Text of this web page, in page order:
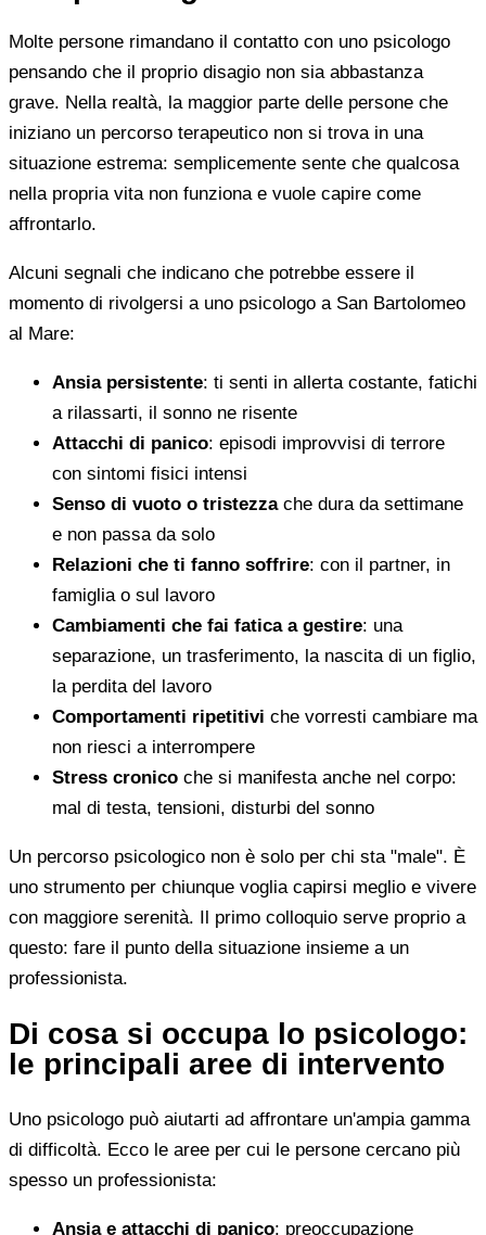
Molte persone rimandano il contatto con uno psicologo
pensando che il proprio disagio non sia abbastanza
grave. Nella realtà, la maggior parte delle persone che
iniziano un percorso terapeutico non si trova in una
situazione estrema: semplicemente sente che qualcosa
nella propria vita non funziona e vuole capire come
affrontarlo.
Alcuni segnali che indicano che potrebbe essere il
momento di rivolgersi a uno psicologo a San Bartolomeo
al Mare:
Ansia persistente: ti senti in allerta costante, fatichi
a rilassarti, il sonno ne risente
Attacchi di panico: episodi improvvisi di terrore
con sintomi fisici intensi
Senso di vuoto o tristezzache dura da settimane
e non passa da solo
Relazioni che ti fanno soffrire: con il partner, in
famiglia o sul lavoro
Cambiamenti che fai fatica a gestire: una
separazione, un trasferimento, la nascita di un figlio,
la perdita del lavoro
Comportamenti ripetitivi che vorresti cambiare ma
non riesci a interrompere
Stress cronico che si manifesta anche nel corpo:
mal di testa, tensioni, disturbi del sonno
Un percorso psicologico non è solo per chi sta "male". È
uno strumento per chiunque voglia capirsi meglio e vivere
con maggiore serenità. Il primo colloquio serve proprio a
questo: fare il punto della situazione insieme a un
professionista.
Di cosa si occupa lo psicologo:
le principali aree di intervento
Uno psicologo può aiutarti ad affrontare un'ampia gamma
di difficoltà. Ecco le aree per cui le persone cercano più
spesso un professionista:
Ansia e attacchi di panico: preoccupazione